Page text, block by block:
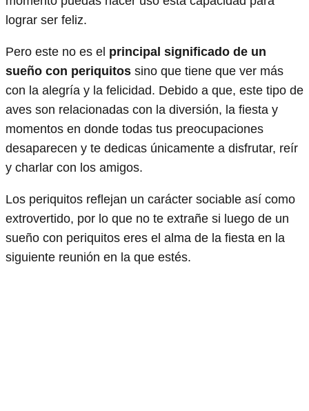
lograr ser feliz.
Pero este no es el principal significado de un
sueño con periquitos sino que tiene que ver más
con la alegría y la felicidad. Debido a que, este tipo de
aves son relacionadas con la diversión, la fiesta y
momentos en donde todas tus preocupaciones
desaparecen y te dedicas únicamente a disfrutar, reír
y charlar con los amigos.
Los periquitos reflejan un carácter sociable así como
extrovertido, por lo que no te extrañe si luego de un
sueño con periquitos eres el alma de la fiesta en la
siguiente reunión en la que estés.